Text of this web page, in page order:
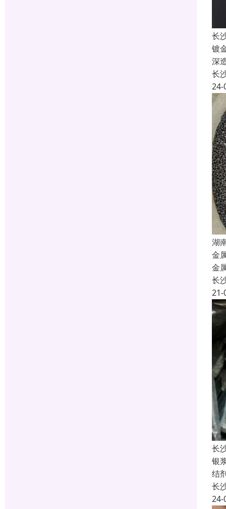
长
镀
深
长
24-
湖
金
金
长
21-
长
银
结
长
24-